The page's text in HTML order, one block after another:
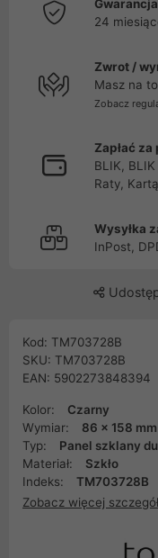
24
Zwrot /
Masz na
Zobacz
Zapłać za
BLIK,
Raty,
Wysyłka
InPost,
Kod: TM703728B
SKU: TM703728B
EAN: 5902273848394
Kolor:
Czarny
Wymiar:
86 x 158 mm
Typ:
Panel szklany
Materiał:
Szkło
Indeks:
TM703728B
Zobacz więcej